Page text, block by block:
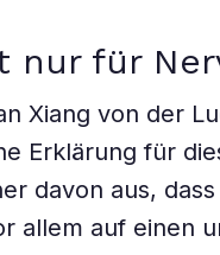
nur für
Xiang von der
Erklärung für
davon aus,
allem auf einen